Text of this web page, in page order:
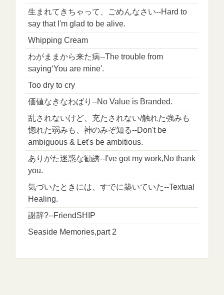
生まれてきちゃって、ごめんなさい--Hard to
say that I'm glad to be alive.
Whipping Cream
わがままから来た病--The trouble from
saying‘You are mine'.
Too dry to cry
価値なきなわばり--No Value is Branded.
乱されないけど、充たされない/触れた強みも
惚れた弱みも、神のみぞ知る--Don't be
ambiguous & Let's be ambitious.
ありがた迷惑な勧誘--I've got my work,No thank
you.
気づいたときには、すでに築いていた--Textual
Healing.
謝辞?--FriendSHIP
Seaside Memories,part 2